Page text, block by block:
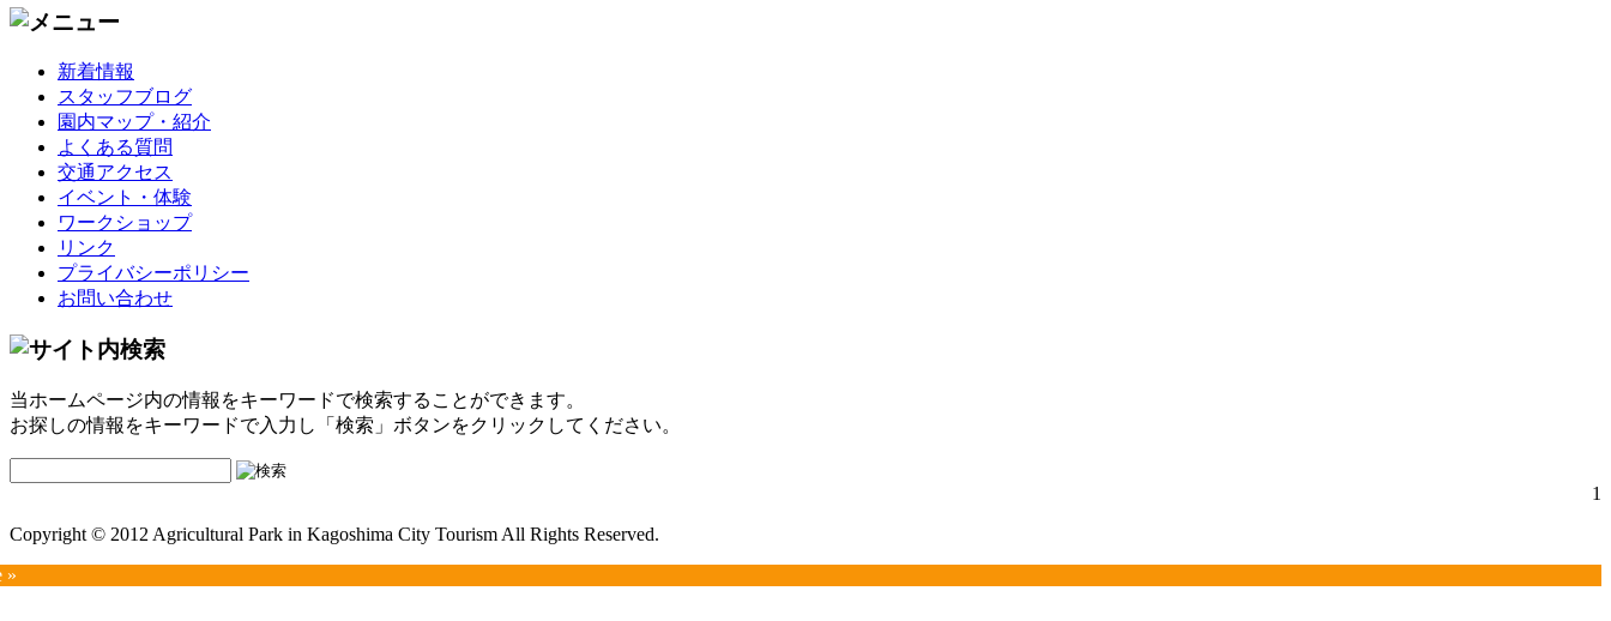
新着情報
スタッフブログ
園内マップ・紹介
よくある質問
交通アクセス
イベント・体験
ワークショップ
リンク
プライバシーポリシー
お問い合わせ
当ホームページ内の情報をキーワードで検索することができます。
お探しの情報をキーワードで入力し「検索」ボタンをクリックしてください。
1
Copyright © 2012 Agricultural Park in Kagoshima City Tourism All Rights Reserved.
»